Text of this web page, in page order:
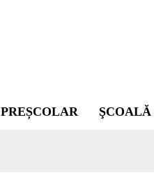
PREȘCOLAR ŞCOALĂ